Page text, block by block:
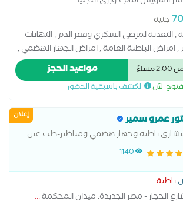
جنيه
, التغذية لمرضى السكري وفقر الدم , التهابات
, امراض الباطنة العامة , امراض الجهاز الهضمي ,
وعلاج حالات ارتجاع المريء , سونار على
,
مواعيد الحجز
الآن الكشف باسبقية الحضور
إعلان عمرو سمير
باطنه وجهاز هضمي ومناظير-طب عين
1140
باطنة
الحجاز - مصر الجديدة. ميدان المحكمة...